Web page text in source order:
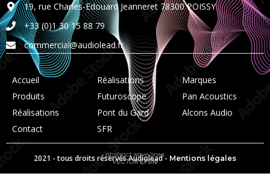
19, rue Charles-Edouard Jeanneret 78300 POISSY
+33 (0)1 30 15 88 79
commercial@audiolead.fr
Accueil
Produits
Réalisations
Contact
Réalisations
Futuroscope
Pont du Gard
SFR
Marques
Pan Acoustics
Alcons Audio
2021 - tous droits réservés Audiolead - Mentions légales